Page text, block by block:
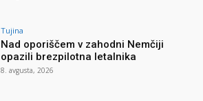
Tujina
Nad oporiščem v zahodni Nemčiji
opazili brezpilotna letalnika
8. avgusta, 2026